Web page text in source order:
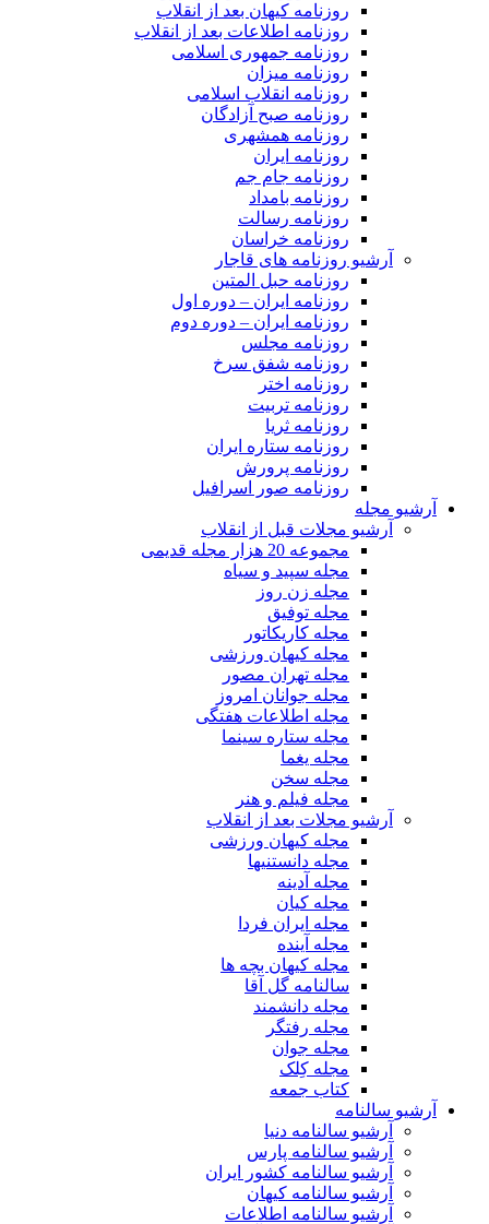
روزنامه کیهان بعد از انقلاب
روزنامه اطلاعات بعد از انقلاب
روزنامه جمهوری اسلامی
روزنامه میزان
روزنامه انقلاب اسلامی
روزنامه صبح آزادگان
روزنامه همشهری
روزنامه ایران
روزنامه جام جم
روزنامه بامداد
روزنامه رسالت
روزنامه خراسان
آرشیو روزنامه های قاجار
روزنامه حبل المتین
روزنامه ایران – دوره اول
روزنامه ایران – دوره دوم
روزنامه مجلس
روزنامه شفق سرخ
روزنامه اختر
روزنامه تربیت
روزنامه ثریا
روزنامه ستاره ایران
روزنامه پرورش
روزنامه صور اسرافیل
آرشیو مجله
آرشیو مجلات قبل از انقلاب
مجموعه 20 هزار مجله قدیمی
مجله سپید و سیاه
مجله زن روز
مجله توفیق
مجله کاریکاتور
مجله کیهان ورزشی
مجله تهران مصور
مجله جوانان امروز
مجله اطلاعات هفتگی
مجله ستاره سینما
مجله یغما
مجله سخن
مجله فیلم و هنر
آرشیو مجلات بعد از انقلاب
مجله کیهان ورزشی
مجله دانستنیها
مجله آدینه
مجله کیان
مجله ایران فردا
مجله آینده
مجله کیهان بچه ها
سالنامه گل آقا
مجله دانشمند
مجله رفتگر
مجله جوان
مجله کِلک
کتاب جمعه
آرشیو سالنامه
آرشیو سالنامه دنیا
آرشیو سالنامه پارس
آرشیو سالنامه کشور ایران
آرشیو سالنامه کیهان
آرشیو سالنامه اطلاعات